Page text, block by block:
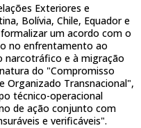
Exteriores e
Bolívia, Chile, Equador e
um acordo com o
no enfrentamento ao
narcotráfico e à migração
do "Compromisso
Organizado Transnacional",
técnico-operacional
de ação conjunto com
e verificáveis".